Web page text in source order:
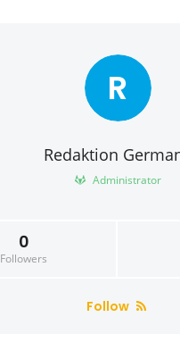
R
Redaktion
Administrator
0
Followers
Follow